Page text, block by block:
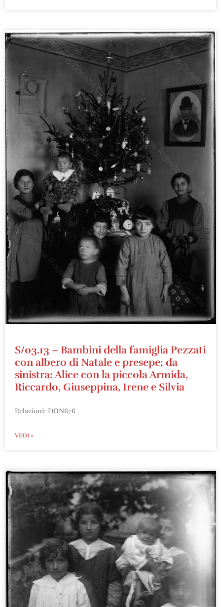
S/03.13 – Bambini della famiglia Pezzati
con albero di Natale e presepe; da
sinistra: Alice con la piccola Armida,
Riccardo, Giuseppina, Irene e Silvia
Relazioni: DON676
VEDI »